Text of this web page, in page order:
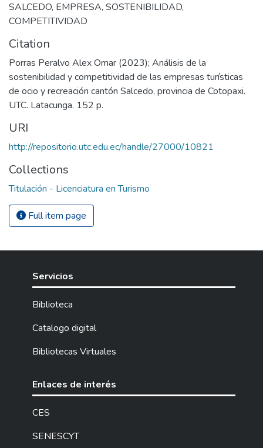
SALCEDO, EMPRESA, SOSTENIBILIDAD,
COMPETITIVIDAD
Citation
Porras Peralvo Alex Omar (2023); Análisis de la
sostenibilidad y competitividad de las empresas turísticas
de ocio y recreación cantón Salcedo, provincia de Cotopaxi.
UTC. Latacunga. 152 p.
URI
http://repositorio.utc.edu.ec/handle/27000/10821
Collections
Titulación - Licenciatura en Turismo
Full item page
Servicios
Biblioteca
Catalogo digital
Bibliotecas Virtuales
Enlaces de interés
CES
SENESCYT